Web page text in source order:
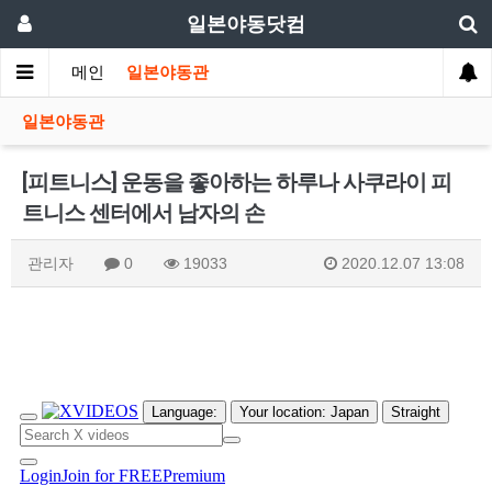
일본야동닷컴
메인 일본야동관
일본야동관
[피트니스] 운동을 좋아하는 하루나 사쿠라이 피
트니스 센터에서 남자의 손
관리자 0 19033 2020.12.07 13:08